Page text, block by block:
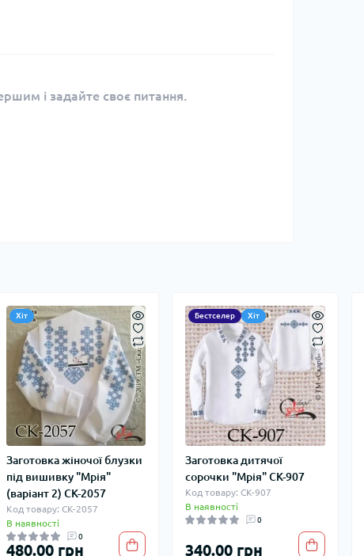
і задайте своє питання.
Хіт
Заготовка жіночої блузки
під вишивку "Мрія"
(варіант 2) СК-2057
Код товару: СК-2057
В наявності
0
480.00 грн
Бестселер Хіт
Заготовка дитячої
сорочки "Мрія" СК-907
Код товару: СК-907
В наявності
0
340.00 грн